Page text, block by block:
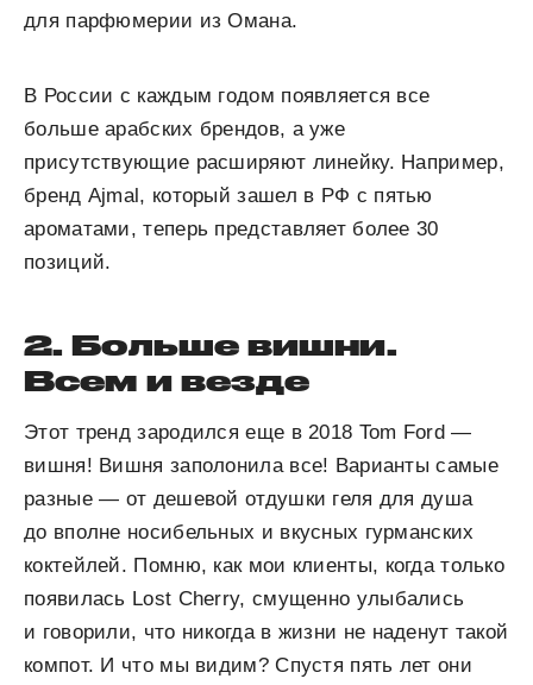
для парфюмерии из Омана.
В России с каждым годом появляется все
больше арабских брендов, а уже
присутствующие расширяют линейку. Например,
бренд Ajmal, который зашел в РФ с пятью
ароматами, теперь представляет более 30
позиций.
2. Больше вишни.
Всем и везде
Этот тренд зародился еще в 2018 Tom Ford —
вишня! Вишня заполонила все! Варианты самые
разные — от дешевой отдушки геля для душа
до вполне носибельных и вкусных гурманских
коктейлей. Помню, как мои клиенты, когда только
появилась Lost Cherry, смущенно улыбались
и говорили, что никогда в жизни не наденут такой
компот. И что мы видим? Спустя пять лет они